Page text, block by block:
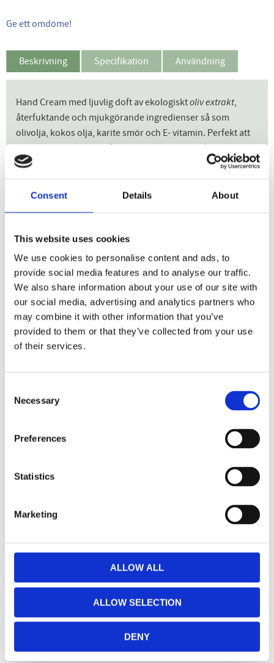
Consent Details About
This website uses cookies
We use cookies to personalise content and ads, to
provide social media features and to analyse our traffic.
We also share information about your use of our site with
our social media, advertising and analytics partners who
may combine it with other information that you’ve
provided to them or that they’ve collected from your use
of their services.
Selection
Necessary
Preferences
Statistics
Marketing
ALLOW ALL
ALLOW SELECTION
DENY
Ge ett omdöme!
Beskrivning Specifikation Användning
Hand Cream med ljuvlig doft av ekologisktoliv extrakt,
återfuktande och mjukgörande ingredienser så som
olivolja, kokos olja, karite smör och E- vitamin. Perfekt att
ha med i hand väskan, fantastisk present till någon du
tycker om eller till dig själv. Ta Toscana till ditt eget hem.
olivbladsextraktet är huvudingrediens I denna fräscha doft
med lätta toner och en örtig livlig doft.
Olive Flowers doftpyramid:Topp noter: Apelsin, Aprikos,
Skogsbär, Kryddnejlika Hjärt noter: Neroli, Jasmine, Ylang
Ylang Bas noter: Musk
Vacker Hand Cream med doft och design inspirerad av de
kullarna i Toscana med bildillustrationer tecknade förhand
från lokala konstnärer i Toscana. Den lyxiga La Florentina
Bellosguardokollektionen berättar om hemligheterna
bakom vår kultur och region. En doftresa mellan enkla och
100 % Made in Italy, Green formula, Vegan OK certification,